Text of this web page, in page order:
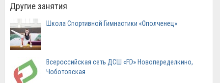
Другие занятия
Школа Спортивной Гимнастики «Ополченец»
Всероссийская сеть ДСШ «FD» Новопеределкино,
Чоботовская